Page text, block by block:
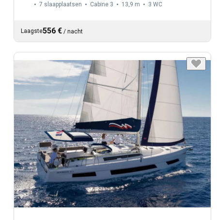
7 slaapplaatsen Cabine 3 13,9 m 3 WC
Laagste556 € / nacht